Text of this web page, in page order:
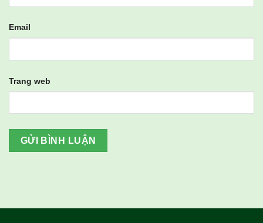
Email
Trang web